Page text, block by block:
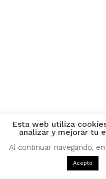
Esta web utiliza
analizar y mejorar tu
Al continuar navegando,
Acepto